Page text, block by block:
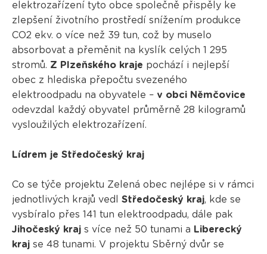
elektrozařízení tyto obce společně přispěly ke
zlepšení životního prostředí snížením produkce
CO2 ekv. o více než 39 tun, což by muselo
absorbovat a přeměnit na kyslík celých 1 295
stromů. Z Plzeňského kraje pochází i nejlepší
obec z hlediska přepočtu svezeného
elektroodpadu na obyvatele – v obci Němčovice
odevzdal každý obyvatel průměrně 28 kilogramů
vysloužilých elektrozařízení.
Lídrem je Středočeský kraj
Co se týče projektu Zelená obec nejlépe si v rámci
jednotlivých krajů vedl Středočeský kraj, kde se
vysbíralo přes 141 tun elektroodpadu, dále pak
Jihočeský krajs více než 50 tunami a Liberecký
kraj se 48 tunami. V projektu Sběrný dvůr se